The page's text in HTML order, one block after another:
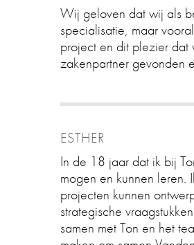
Wij geloven dat wij als
specialisatie, maar
project en dit plezier dat
zakenpartner gevonden
ESTHER
In de 18 jaar dat ik bij
mogen en kunnen leren.
projecten kunnen
strategische
samen met Ton en het